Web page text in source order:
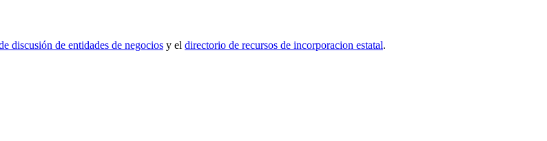
discusión de entidades de negocios y el directorio de recursos de incorporacion estatal.